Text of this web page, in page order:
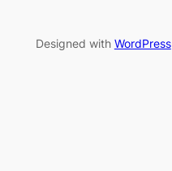
Designed with WordPress